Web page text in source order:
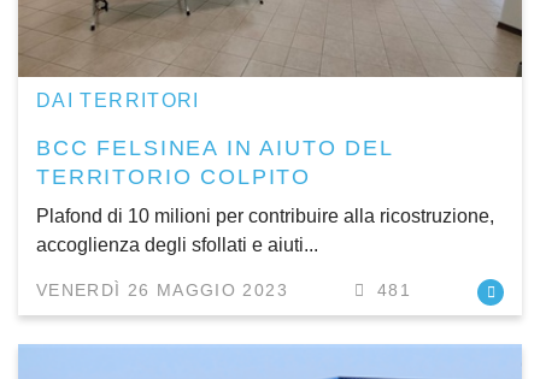
DAI TERRITORI
BCC FELSINEA IN AIUTO DEL
TERRITORIO COLPITO
Plafond di 10 milioni per contribuire alla ricostruzione,
accoglienza degli sfollati e aiuti...
VENERDÌ 26 MAGGIO 2023 481